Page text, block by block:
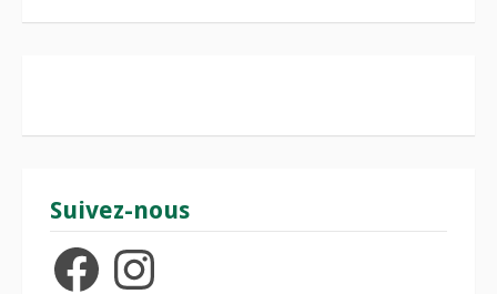
Suivez-nous
FacebookInstagram